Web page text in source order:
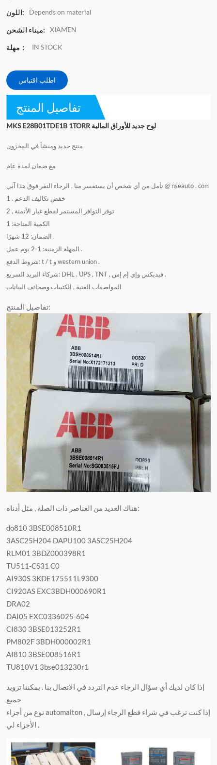
اللون: Depends on material
ميناء الشحن: XIAMEN
مهلة： IN STOCK
اطلب اقتباس
تفاصيل المنتج
MKS E28B01TDE1B 1TORR لوح جديد للأوراق المالية
منتج جديد ومنشأ في المخزون
مع ضمان لمدة عام
نأمل من أي شخص أن يستفسر منا , الرجاء النقر فوق هذا آبي @ nseauto . com
1 . خفض تكاليف الدعم
2 , توفر التوافر المستمر لقطع غيار الأتمتة
الكمية المتاحة: 1
الضمان: 12 شهرًا .
المهلة الزمنية: 1-2 يوم عمل .
شروط الدفع: t / t و western union .
شركاء البريد السريع: DHL , UPS , TNT , فيديكس وإي إم إس .
المواصفات الفنية , الكتيبات وصحائف البيانات
تفاصيل المنتج:
هناك العديد من العناصر ذات الصلة , مثل أدناه:
do810 3BSE008510R1
3ASC25H204 DAPU100 3ASC25H204
RLM01 3BDZ000398R1
TU511-CS31 C0
AI930S 3KDE175511L9300
CI920AS EXC3BDH000690R1
DRA02
DAI05 EXC0336025-604
CI830 3BSE013252R1
PM802F 3BDH000002R1
AI810 3BSE008516R1
TU810V1 3bse013230r1
إذا كان لديك أي سؤال الرجاء عدم التردد في الاتصال بنا . يمكننا تزويد
جميع
نوع من أجزاء automaiton , إذا كنت ترغب في شراء قطع الرجاء إرسال
الأجزاء لي .